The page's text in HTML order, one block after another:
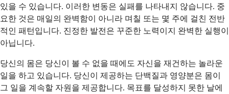
있을 수 있습니다. 이러한 변동은 실패를 나타내지 않습니다. 중
요한 것은 매일의 완벽함이 아니라 며칠 또는 몇 주에 걸친 전반
적인 패턴입니다. 진정한 발전은 꾸준한 노력이지 완벽한 실행이
아닙니다.
당신의 몸은 당신이 볼 수 없을 때에도 자신을 재건하는 놀라운
일을 하고 있습니다. 당신이 제공하는 단백질과 영양분은 몸이
그 일을 계속할 자원을 제공합니다. 목표를 달성하지 못한 날에